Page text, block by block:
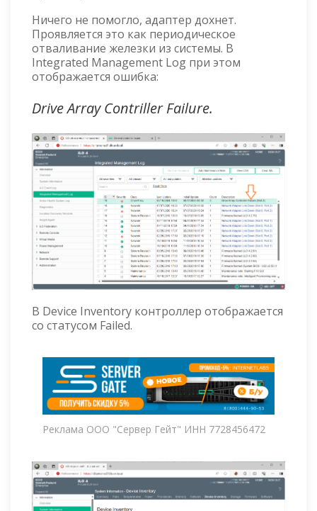
Ничего не помогло, адаптер дохнет.
Проявляется это как периодическое
отваливание железки из системы. В
Integrated Management Log при этом
отображается ошибка:
Drive Array Contriller Failure.
В Device Inventory контроллер отображается
со статусом Failed.
Реклама ООО "Сервер Гейт" ИНН 7728456472